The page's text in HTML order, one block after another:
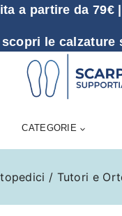
a partire da 79€
le calzature
CATEGORIE
/ Tutori e